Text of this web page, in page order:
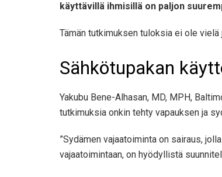
käyttävillä ihmisillä on paljon
Tämän tutkimuksen tuloksia ei ole
Sähkötupakan
Yakubu Bene-Alhasan, MD, MPH,
tutkimuksia onkin tehty vapauksen ja
”Sydämen vajaatoiminta on sairaus,
vajaatoimintaan, on hyödyllistä